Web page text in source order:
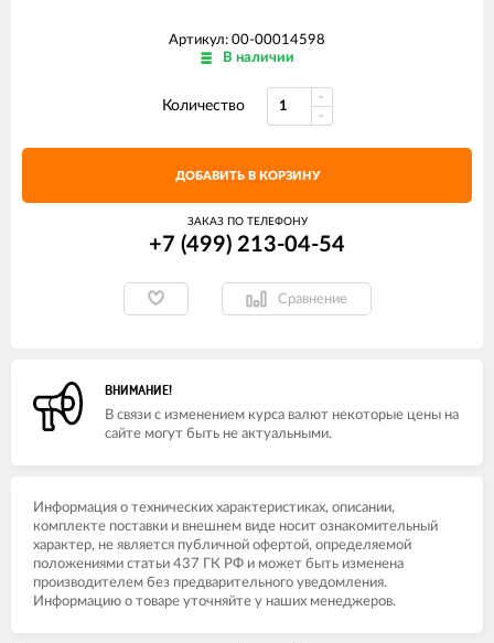
Артикул: 00-00014598
В наличии
Количество
ДОБАВИТЬ В КОРЗИНУ
ЗАКАЗ ПО ТЕЛЕФОНУ
+7 (499) 213-04-54​
Сравнение
ВНИМАНИЕ!
В связи с изменением курса валют некоторые цены на
сайте могут быть не актуальными.
Информация о технических характеристиках, описании,
комплекте поставки и внешнем виде носит ознакомительный
характер, не является публичной офертой, определяемой
положениями статьи 437 ГК РФ и может быть изменена
производителем без предварительного уведомления.
Информацию о товаре уточняйте у наших менеджеров.